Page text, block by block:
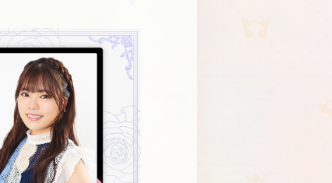
Schedule
Goods